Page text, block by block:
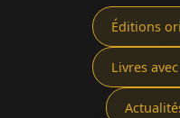
Éditions
Livres